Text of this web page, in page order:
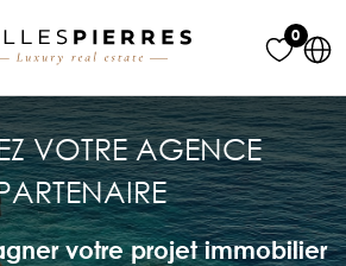
0
VOTRE AGENCE
votre projet immobilier